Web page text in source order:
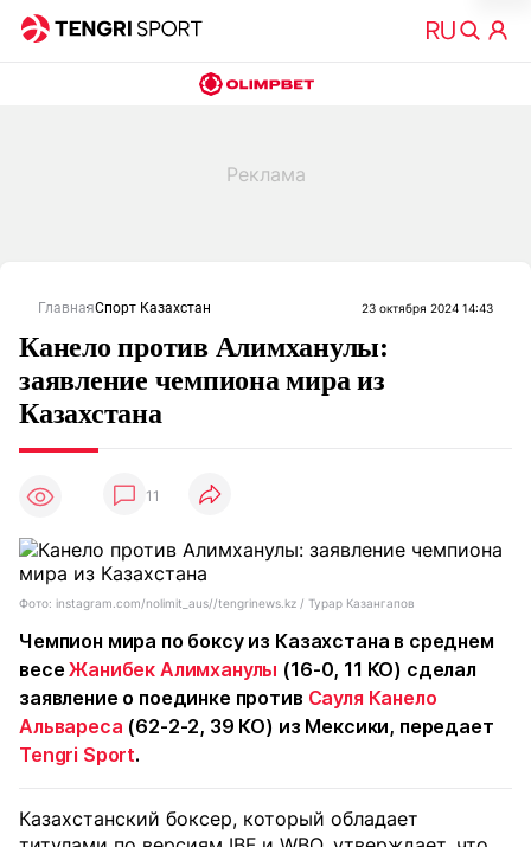
ГлавнаяСпорт Казахстан 23 октября 2024 14:43
Канело против Алимханулы:
заявление чемпиона мира из
Казахстана
11
Фото: instagram.com/nolimit_aus//tengrinews.kz / Турар Казангапов
Чемпион мира по боксу из Казахстана в среднем
весеЖанибек Алимханулы (16-0, 11 КО) сделал
заявление о поединке против Сауля Канело
Альвареса (62-2-2, 39 КО) из Мексики, передает
Tengri Sport.
Казахстанский боксер, который обладает